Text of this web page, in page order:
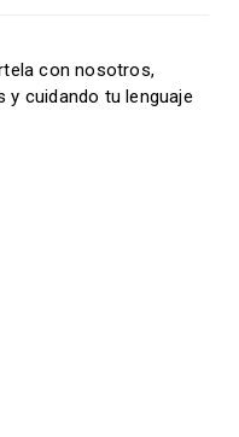
con nosotros,
y cuidando tu lenguaje